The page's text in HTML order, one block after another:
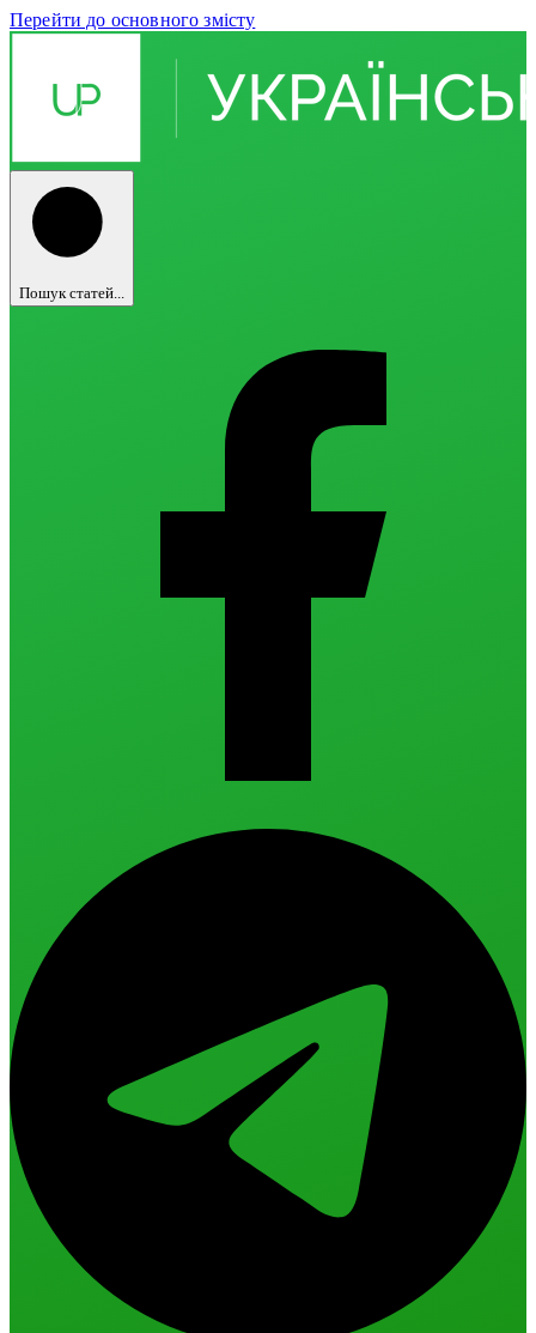
Перейти до основного змісту
Пошук статей...